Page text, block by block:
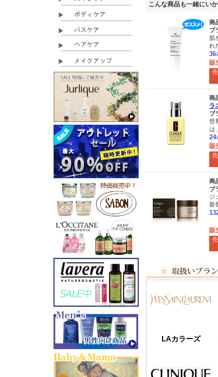
こんな商品も一緒にい
商
ブ
肌
れ
36
販
商
ラ
ブ
世
は
24
販
商
ブ
ジ
新
販
LAカラーズ